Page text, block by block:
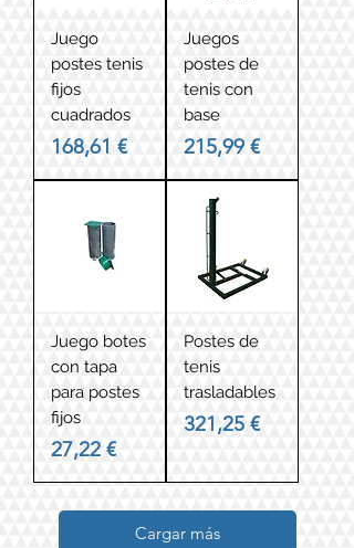
Juego
postes tenis
fijos
cuadrados
Precio
168,61 €
Juegos
postes de
tenis con
base
Precio
215,99 €
Juego botes
con tapa
para postes
fijos
Precio
27,22 €
Postes de
tenis
trasladables
Precio
321,25 €
Cargar más